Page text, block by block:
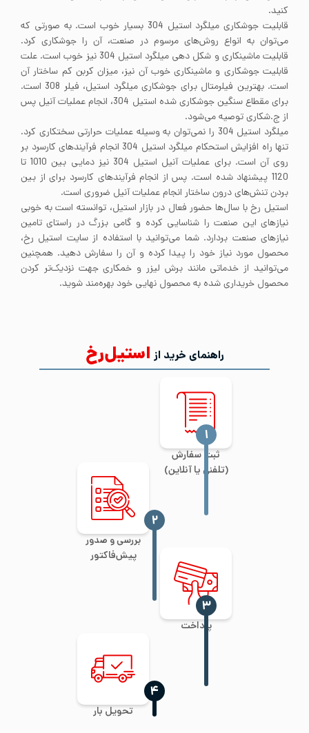
کنید.
قابلیت جوشکاری میلگرد استیل 304 بسیار خوب است. به صورتی که
می‌توان به انواع روش‌های مرسوم در صنعت، آن را جوشکاری کرد.
قابلیت ماشینکاری و شکل دهی میلگرد استیل 304 نیز خوب است. علت
قابلیت جوشکاری و ماشینکاری خوب آن نیز، میزان کربن کم ساختار آن
است. بهترین فیلرمتال برای جوشکاری میلگرد استیل، فیلر 308 است.
برای مقطاع سنگین جوشکاری شده استیل 304، انجام عملیات آنیل پس
از ج.شکاری توصیه می‌شود.
میلگرد استیل 304 را نمی‌توان به وسیله عملیات حرارتی سختکاری کرد.
تنها راه افزایش استحکام میلگرد استیل 304 انجام فرآیندهای کارسرد بر
روی آن است. برای عملیات آنیل استیل 304 نیز دمایی بین 1010 تا
1120 پیشنهاد شده است. پس از انجام فرآیندهای کارسرد برای از بین
بردن تنش‌های درون ساختار انجام عملیات آنیل ضروری است.
استیل رخ با سال‌ها حضور فعال در بازار استیل، توانسته است به خوبی
نیاز‌های این صنعت را شناسایی کرده و گامی بزرگ در راستای تامین
نیاز‌های صنعت بردارد. شما می‌توانید با استفاده از سایت استیل رخ،
محصول مورد نیاز خود را پیدا کرده و آن‌ را سفارش دهید. همچنین
می‌توانید از خدماتی مانند برش لیزر و خمکاری جهت نزدیک‌تر کردن
محصول خریداری شده به محصول نهایی خود بهره‌مند شوید.
راهنمای خرید از استیل‌رخ
ثبت سفارش
(تلفنی یا آنلاین)
‍۱
بررسی و صدور
پیش‌فاکتور
‍۲
پرداخت
‍۳
تحویل بار
‍۴